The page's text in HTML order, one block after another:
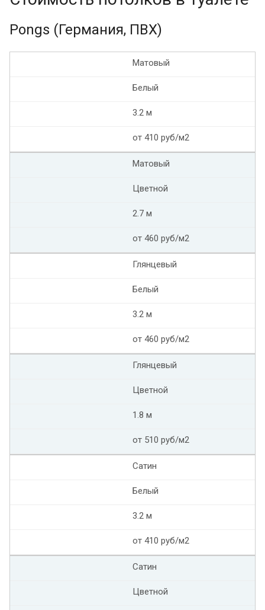
Pongs (Германия, ПВХ)
Матовый
Белый
3.2 м
от 410 руб/м2
Матовый
Цветной
2.7 м
от 460 руб/м2
Глянцевый
Белый
3.2 м
от 460 руб/м2
Глянцевый
Цветной
1.8 м
от 510 руб/м2
Сатин
Белый
3.2 м
от 410 руб/м2
Сатин
Цветной